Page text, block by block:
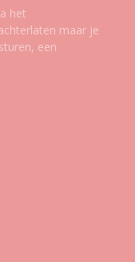
het
maar je
sturen, een